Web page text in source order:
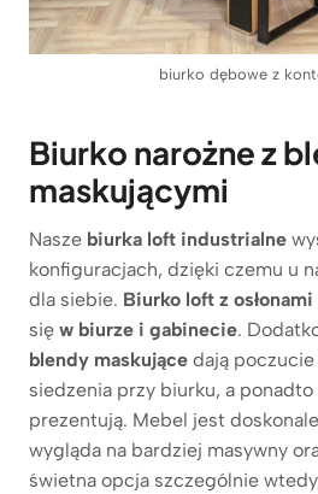
biurko dębowe z
Biurko narożne z
maskującymi
Nasze biurka loft industrialne
konfiguracjach, dzięki czemu u
dla siebie. Biurko loft z osłonami
się w biurze i gabinecie.
blendy maskujące dają
siedzenia przy biurku, a
prezentują. Mebel jest
wygląda na bardziej masywny
świetna opcja szczególnie